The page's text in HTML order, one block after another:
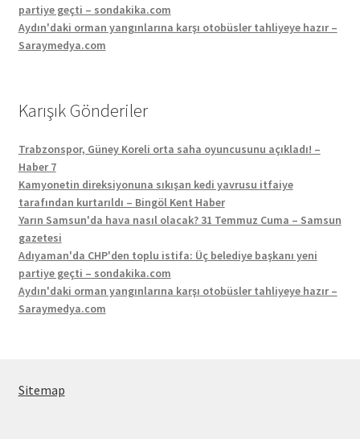
partiye geçti – sondakika.com
Aydın'daki orman yangınlarına karşı otobüsler tahliyeye hazır –
Saraymedya.com
Karışık Gönderiler
Trabzonspor, Güney Koreli orta saha oyuncusunu açıkladı! –
Haber 7
Kamyonetin direksiyonuna sıkışan kedi yavrusu itfaiye
tarafından kurtarıldı – Bingöl Kent Haber
Yarın Samsun'da hava nasıl olacak? 31 Temmuz Cuma – Samsun
gazetesi
Adıyaman'da CHP'den toplu istifa: Üç belediye başkanı yeni
partiye geçti – sondakika.com
Aydın'daki orman yangınlarına karşı otobüsler tahliyeye hazır –
Saraymedya.com
Sitemap